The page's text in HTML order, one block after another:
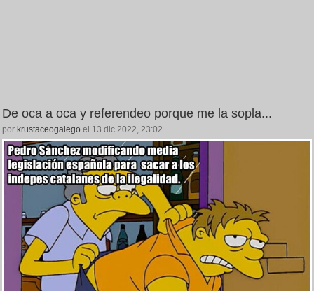
De oca a oca y referendeo porque me la sopla...
por krustaceogalego el 13 dic 2022, 23:02